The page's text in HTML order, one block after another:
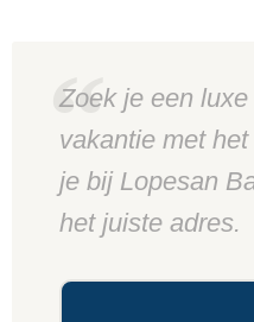
Zoek je een
vakantie met
je bij Lopesan
het juiste adres.